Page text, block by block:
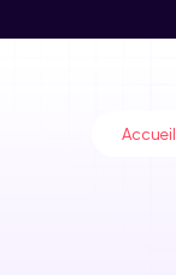
Accueil